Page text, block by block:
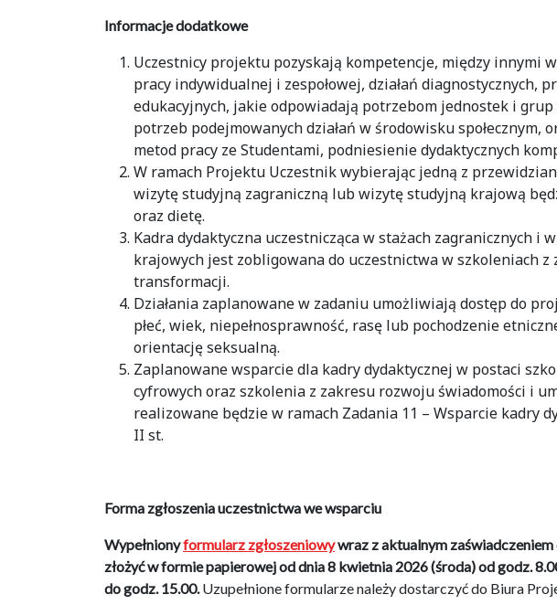
Informacje dodatkowe
Uczestnicy projektu pozyskają kompetencje, między innymi
pracy indywidualnej i zespołowej, działań diagnostycznych,
edukacyjnych, jakie odpowiadają potrzebom jednostek i
potrzeb podejmowanych działań w środowisku społecznym,
metod pracy ze Studentami, podniesienie dydaktycznych
W ramach Projektu Uczestnik wybierając jedną z
wizytę studyjną zagraniczną lub wizytę studyjną krajową
oraz dietę.
Kadra dydaktyczna uczestnicząca w stażach zagranicznych i
krajowych jest zobligowana do uczestnictwa w szkoleniach
transformacji.
Działania zaplanowane w zadaniu umożliwiają dostęp do
płeć, wiek, niepełnosprawność, rasę lub pochodzenie
orientację seksualną.
Zaplanowane wsparcie dla kadry dydaktycznej w postaci
cyfrowych oraz szkolenia z zakresu rozwoju świadomości i
realizowane będzie w ramach Zadania 11 – Wsparcie kadry
II st.
Forma zgłoszenia uczestnictwa we wsparciu
Wypełnionyformularz zgłoszeniowywraz z aktualnym zaświadczeniem
złożyć w formie papierowej od dnia 8 kwietnia 2026 (środa) od godz.
do godz. 15.00. Uzupełnione formularze należy dostarczyć do Biura